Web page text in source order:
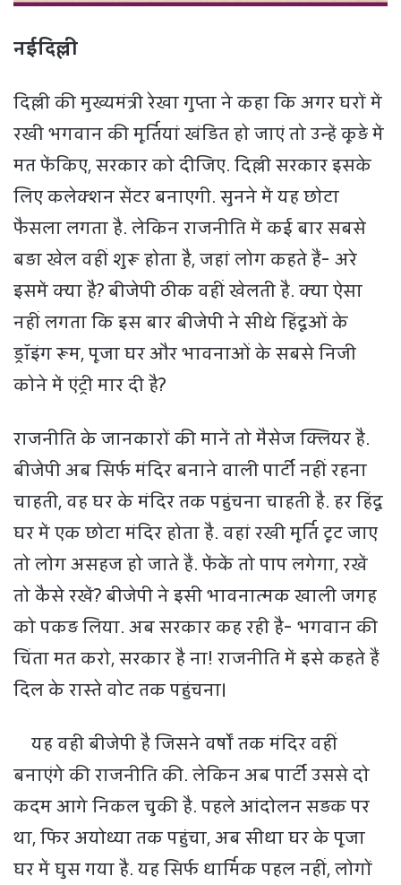
नईदिल्ली
दिल्ली की मुख्यमंत्री रेखा गुप्‍ता ने कहा कि अगर घरों में
रखी भगवान की मूर्तियां खंडित हो जाएं तो उन्हें कूड़े में
मत फेंकिए, सरकार को दीजिए. दिल्ली सरकार इसके
लिए कलेक्शन सेंटर बनाएगी. सुनने में यह छोटा
फैसला लगता है. लेकिन राजनीति में कई बार सबसे
बड़ा खेल वहीं शुरू होता है, जहां लोग कहते हैं- अरे
इसमें क्या है? बीजेपी ठीक वहीं खेलती है. क्‍या ऐसा
नहीं लगता क‍ि इस बार बीजेपी ने सीधे हिंदूओं के
ड्रॉइंग रूम, पूजा घर और भावनाओं के सबसे निजी
कोने में एंट्री मार दी है?
राजनीत‍ि के जानकारों की मानें तो मैसेज क्‍ल‍ियर है.
बीजेपी अब सिर्फ मंदिर बनाने वाली पार्टी नहीं रहना
चाहती, वह घर के मंदिर तक पहुंचना चाहती है. हर हिंदू
घर में एक छोटा मंदिर होता है. वहां रखी मूर्ति टूट जाए
तो लोग असहज हो जाते हैं. फेंकें तो पाप लगेगा, रखें
तो कैसे रखें? बीजेपी ने इसी भावनात्मक खाली जगह
को पकड़ लिया. अब सरकार कह रही है- भगवान की
चिंता मत करो, सरकार है ना! राजनीति में इसे कहते हैं
दिल के रास्ते वोट तक पहुंचना।
यह वही बीजेपी है जिसने वर्षों तक मंदिर वहीं
बनाएंगे की राजनीति की. लेकिन अब पार्टी उससे दो
कदम आगे निकल चुकी है. पहले आंदोलन सड़क पर
था, फिर अयोध्या तक पहुंचा, अब सीधा घर के पूजा
घर में घुस गया है. यह सिर्फ धार्मिक पहल नहीं, लोगों